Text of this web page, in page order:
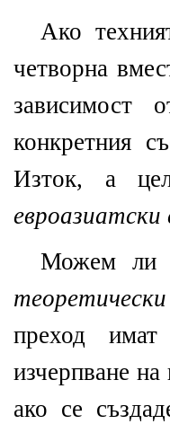
Ако
четворна
зависимост
конкретния
Изток, а
евроазиатски
Можем ли
теоретически
преход
изчерпване
ако се